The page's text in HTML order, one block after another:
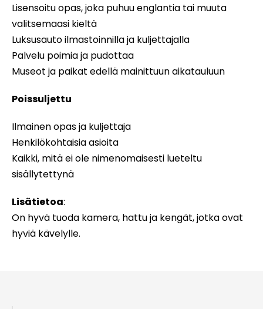
Lisensoitu opas, joka puhuu englantia tai muuta
valitsemaasi kieltä
Luksusauto ilmastoinnilla ja kuljettajalla
Palvelu poimia ja pudottaa
Museot ja paikat edellä mainittuun aikatauluun
Poissuljettu
Ilmainen opas ja kuljettaja
Henkilökohtaisia asioita
Kaikki, mitä ei ole nimenomaisesti lueteltu
sisällytettynä
Lisätietoa:
On hyvä tuoda kamera, hattu ja kengät, jotka ovat
hyviä kävelylle.